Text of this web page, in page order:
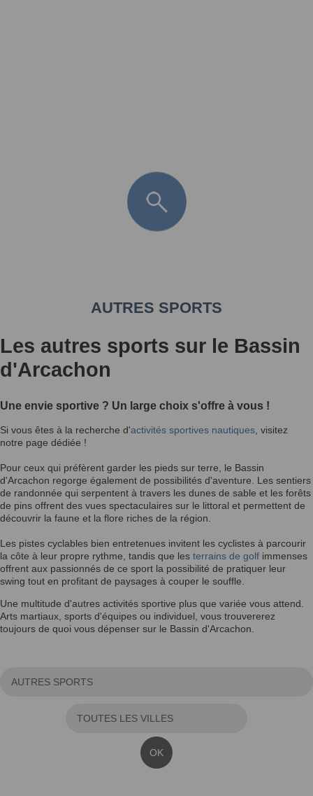
AUTRES SPORTS
Les autres sports sur le Bassin
d'Arcachon
Une envie sportive ? Un large choix s'offre à vous !
Si vous êtes à la recherche d'activités sportives nautiques , visitez
notre page dédiée !
Pour ceux qui préfèrent garder les pieds sur terre, le Bassin
d'Arcachon regorge également de possibilités d'aventure. Les sentiers
de randonnée qui serpentent à travers les dunes de sable et les forêts
de pins offrent des vues spectaculaires sur le littoral et permettent de
découvrir la faune et la flore riches de la région.
Les pistes cyclables bien entretenues invitent les cyclistes à parcourir
la côte à leur propre rythme, tandis que les terrains de golf immenses
offrent aux passionnés de ce sport la possibilité de pratiquer leur
swing tout en profitant de paysages à couper le souffle.
Une multitude d'autres activités sportive plus que variée vous attend.
Arts martiaux, sports d'équipes ou individuel, vous trouvererez
toujours de quoi vous dépenser sur le Bassin d'Arcachon.
OK